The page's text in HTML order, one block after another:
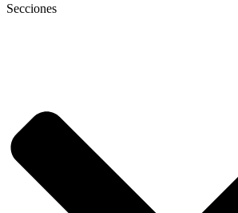
Secciones